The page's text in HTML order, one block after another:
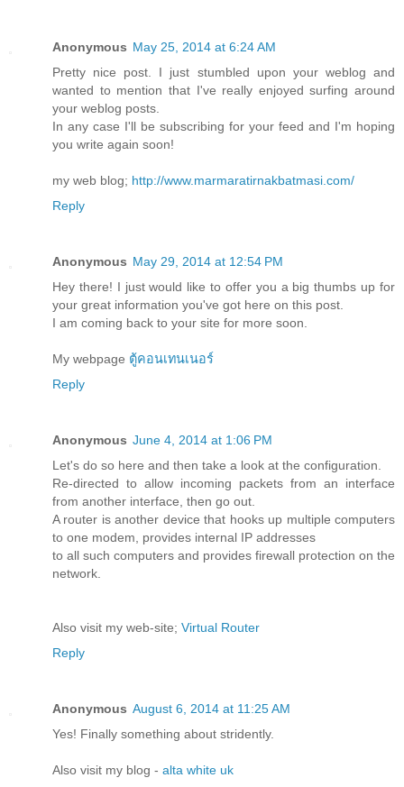
Anonymous May 25, 2014 at 6:24 AM
Pretty nice post. I just stumbled upon your weblog and
wanted to mention that I've really enjoyed surfing around
your weblog posts.
In any case I'll be subscribing for your feed and I'm hoping
you write again soon!
my web blog; http://www.marmaratirnakbatmasi.com/
Reply
Anonymous May 29, 2014 at 12:54 PM
Hey there! I just would like to offer you a big thumbs up for
your great information you've got here on this post.
I am coming back to your site for more soon.
My webpage ตู้คอนเทนเนอร์
Reply
Anonymous June 4, 2014 at 1:06 PM
Let's do so here and then take a look at the configuration.
Re-directed to allow incoming packets from an interface
from another interface, then go out.
A router is another device that hooks up multiple computers
to one modem, provides internal IP addresses
to all such computers and provides firewall protection on the
network.
Also visit my web-site; Virtual Router
Reply
Anonymous August 6, 2014 at 11:25 AM
Yes! Finally something about stridently.
Also visit my blog - alta white uk